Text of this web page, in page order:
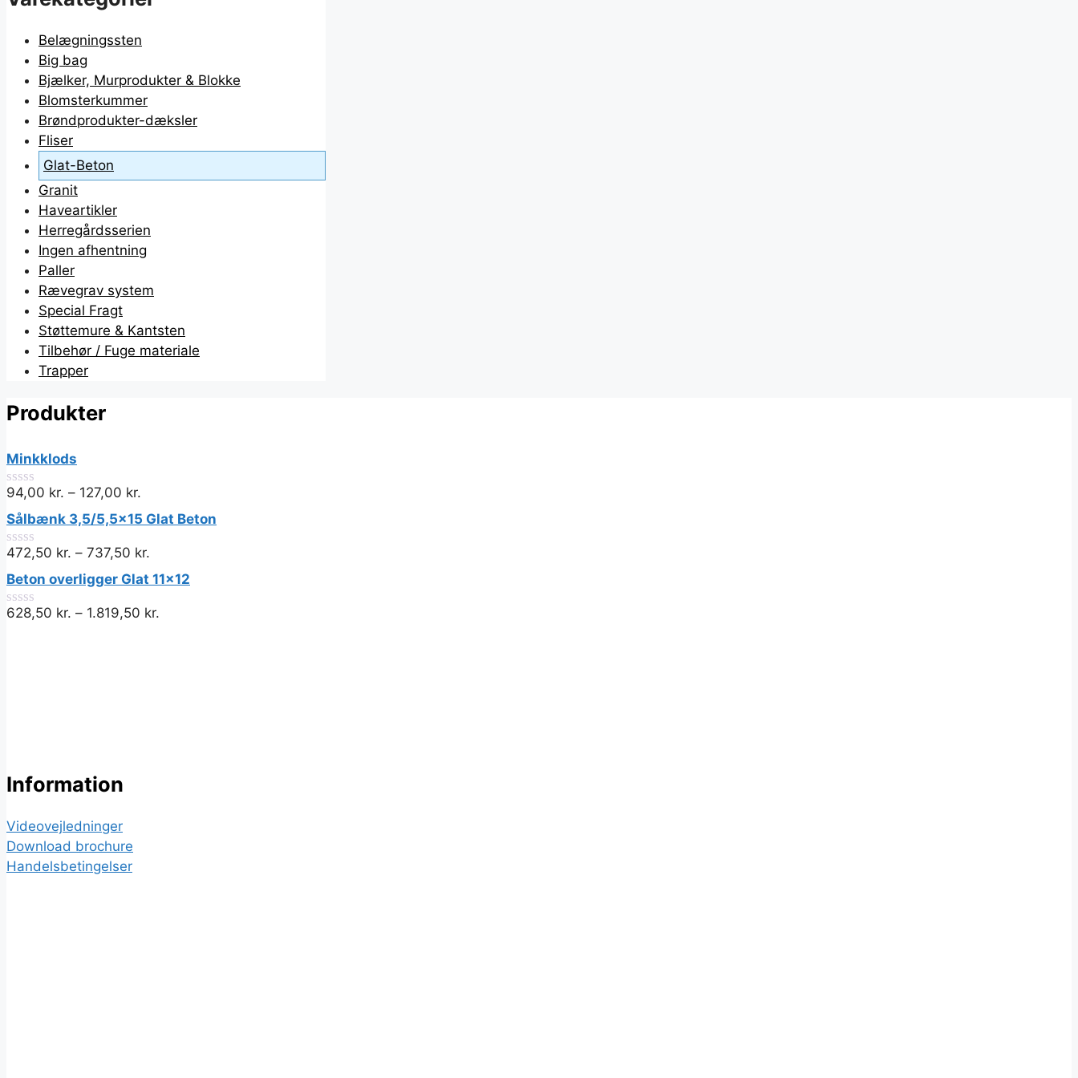
varesiden
Belægningssten
Big bag
Bjælker, Murprodukter & Blokke
Blomsterkummer
Brøndprodukter-dæksler
Fliser
Glat-Beton
Granit
Haveartikler
Herregårdsserien
Ingen afhentning
Paller
Rævegrav system
Special Fragt
Støttemure & Kantsten
Tilbehør / Fuge materiale
Trapper
Produkter
Minkklods
0
ud
af
5
94,00 kr. – 127,00 kr.
Sålbænk 3,5/5,5x15 Glat Beton
0
ud
af
5
472,50 kr. – 737,50 kr.
Beton overligger Glat 11x12
0
628,50 kr. – 1.819,50 kr.
Information
Videovejledninger
Download brochure
Handelsbetingelser